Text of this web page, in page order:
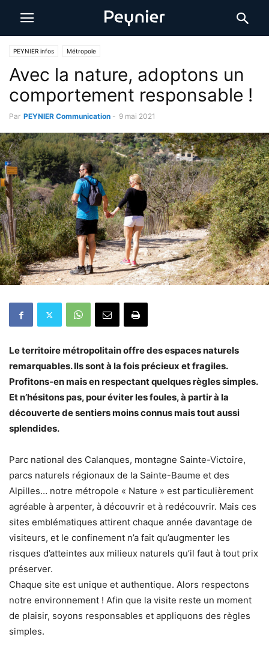
PEYNIER infos Métropole
Avec la nature, adoptons un
comportement responsable !
Par PEYNIER Communication - 9 mai 2021
Le territoire métropolitain offre des espaces naturels
remarquables. Ils sont à la fois précieux et fragiles.
Profitons-en mais en respectant quelques règles simples.
Et n’hésitons pas, pour éviter les foules, à partir à la
découverte de sentiers moins connus mais tout aussi
splendides.
Parc national des Calanques, montagne Sainte-Victoire,
parcs naturels régionaux de la Sainte-Baume et des
Alpilles… notre métropole « Nature » est particulièrement
agréable à arpenter, à découvrir et à redécouvrir. Mais ces
sites emblématiques attirent chaque année davantage de
visiteurs, et le confinement n’a fait qu’augmenter les
risques d’atteintes aux milieux naturels qu’il faut à tout prix
préserver.
Chaque site est unique et authentique. Alors respectons
notre environnement ! Afin que la visite reste un moment
de plaisir, soyons responsables et appliquons des règles
simples.